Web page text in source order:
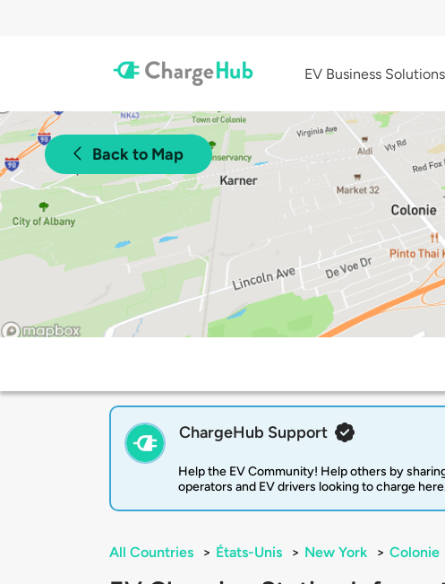
EV Business Solutions
Back to Map
ChargeHub Support
Help the EV Community! Help others by
operators and EV drivers looking to charge
All Countries > États-Unis > New York > Colonie